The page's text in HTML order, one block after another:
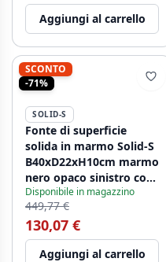
Aggiungi al carrello
SCONTO
-71%
SOLID-S
Fonte di superficie
solida in marmo Solid-S
B40xD22xH10cm marmo
nero opaco sinistro con
foro per rubinetto
1208954633
Disponibile in magazzino
449,77 €
130,07 €
Aggiungi al carrello